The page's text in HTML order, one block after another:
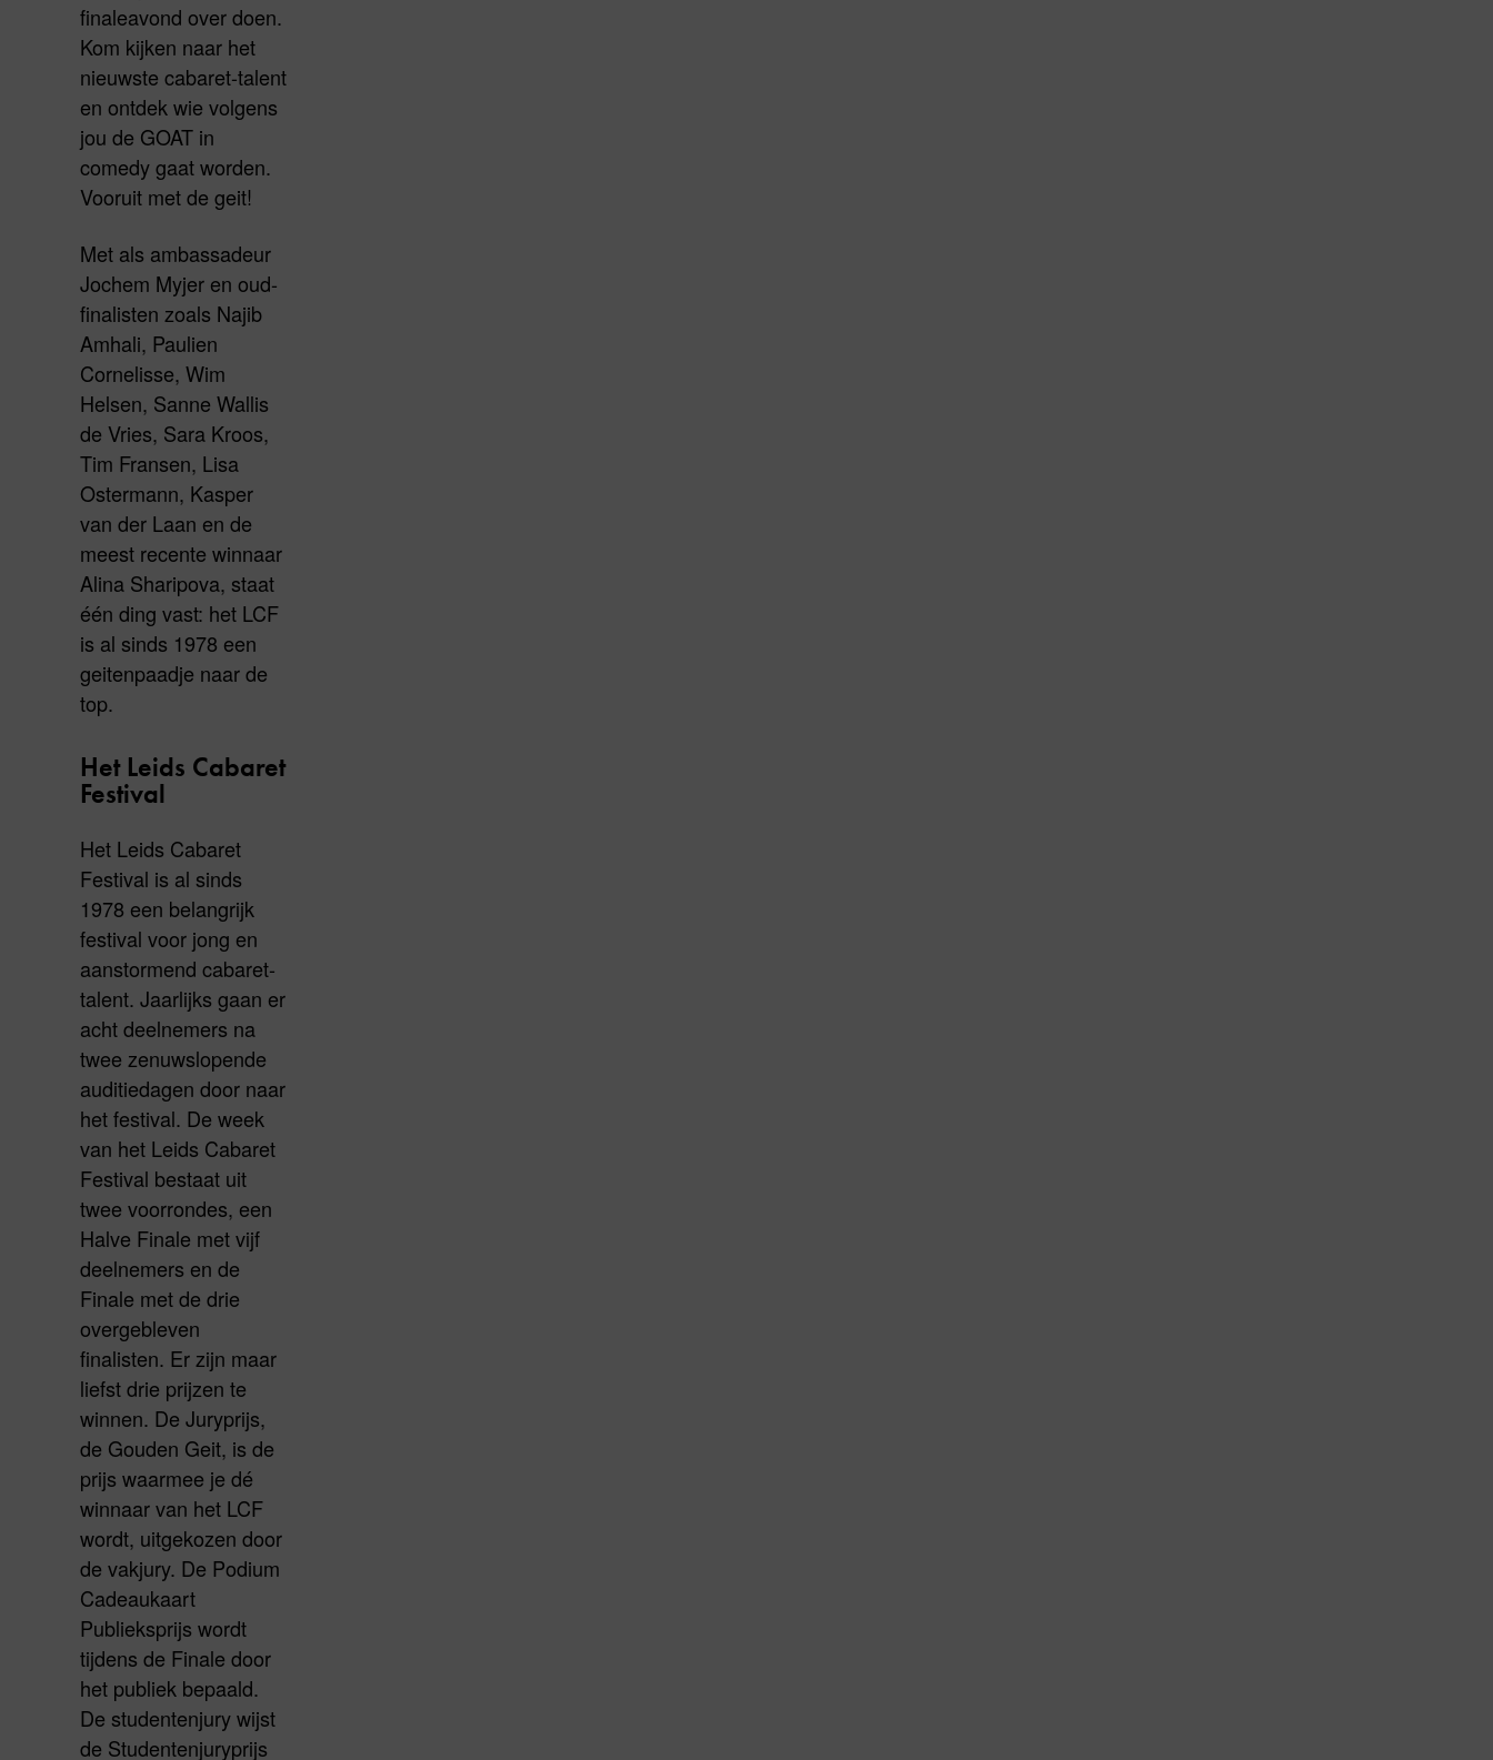
finaleavond over doen.
Kom kijken naar het
nieuwste cabaret-talent
en ontdek wie volgens
jou de GOAT in
comedy gaat worden.
Vooruit met de geit!
Met als ambassadeur
Jochem Myjer en oud-
finalisten zoals Najib
Amhali, Paulien
Cornelisse, Wim
Helsen, Sanne Wallis
de Vries, Sara Kroos,
Tim Fransen, Lisa
Ostermann, Kasper
van der Laan en de
meest recente winnaar
Alina Sharipova, staat
één ding vast: het LCF
is al sinds 1978 een
geitenpaadje naar de
top.
Het Leids Cabaret
Festival
Het Leids Cabaret
Festival is al sinds
1978 een belangrijk
festival voor jong en
aanstormend cabaret-
talent. Jaarlijks gaan er
acht deelnemers na
twee zenuwslopende
auditiedagen door naar
het festival. De week
van het Leids Cabaret
Festival bestaat uit
twee voorrondes, een
Halve Finale met vijf
deelnemers en de
Finale met de drie
overgebleven
finalisten. Er zijn maar
liefst drie prijzen te
winnen. De Juryprijs,
de Gouden Geit, is de
prijs waarmee je dé
winnaar van het LCF
wordt, uitgekozen door
de vakjury. De Podium
Cadeaukaart
Publieksprijs wordt
tijdens de Finale door
het publiek bepaald.
De studentenjury wijst
de Studentenjuryprijs